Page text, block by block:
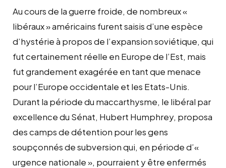
Au cours de la guerre froide, de nombreux «
libéraux » américains furent saisis d’une espèce
d’hystérie à propos de l’expansion soviétique, qui
fut certainement réelle en Europe de l’Est, mais
fut grandement exagérée en tant que menace
pour l’Europe occidentale et les Etats-Unis.
Durant la période du maccarthysme, le libéral par
excellence du Sénat, Hubert Humphrey, proposa
des camps de détention pour les gens
soupçonnés de subversion qui, en période d’«
urgence nationale », pourraient y être enfermés